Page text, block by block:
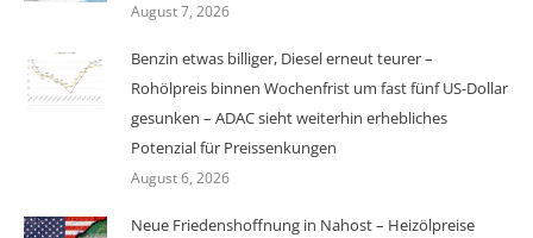
August 7, 2026
Benzin etwas billiger, Diesel erneut teurer –
Rohölpreis binnen Wochenfrist um fast fünf US-Dollar
gesunken – ADAC sieht weiterhin erhebliches
Potenzial für Preissenkungen
August 6, 2026
Neue Friedenshoffnung in Nahost – Heizölpreise